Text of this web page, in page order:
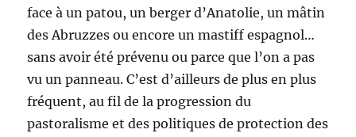
face à un patou, un berger d’Anatolie, un mâtin
des Abruzzes ou encore un mastiff espagnol…
sans avoir été prévenu ou parce que l’on a pas
vu un panneau. C’est d’ailleurs de plus en plus
fréquent, au fil de la progression du
pastoralisme et des politiques de protection des